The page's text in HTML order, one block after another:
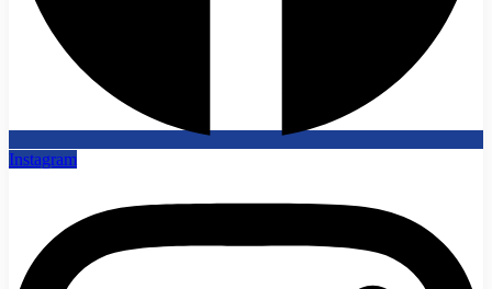
Instagram